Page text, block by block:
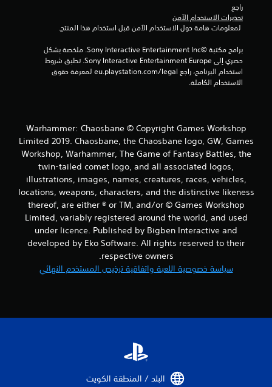
ت
ي
م
ا
ت
راجع
تحذيرات الاستخدام الآمن
الاستخدام الكاملة.
Warhammer: Chaosbane © Copyright Games Workshop
Limited 2019. Chaosbane, the Chaosbane logo, GW, Games
Workshop, Warhammer, The Game of Fantasy Battles, the
twin-tailed comet logo, and all associated logos,
illustrations, images, names, creatures, races, vehicles,
locations, weapons, characters, and the distinctive likeness
thereof, are either ® or TM, and/or © Games Workshop
Limited, variably registered around the world, and used
under licence. Published by Bigben Interactive and
developed by Eko Software. All rights reserved to their
respective owners.
سياسة خصوصية اللعبة واتفاقية ترخيص المستخدم النهائي
البلد / المنطقة الكويت‏